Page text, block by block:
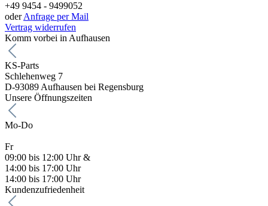
+49 9454 - 9499052
oderAnfrage per Mail
Vertrag widerrufen
Komm vorbei in Aufhausen
KS-Parts
Schlehenweg 7
D-93089 Aufhausen bei Regensburg
Unsere Öffnungszeiten
Mo-Do
Fr
09:00 bis 12:00 Uhr &
14:00 bis 17:00 Uhr
14:00 bis 17:00 Uhr
Kundenzufriedenheit